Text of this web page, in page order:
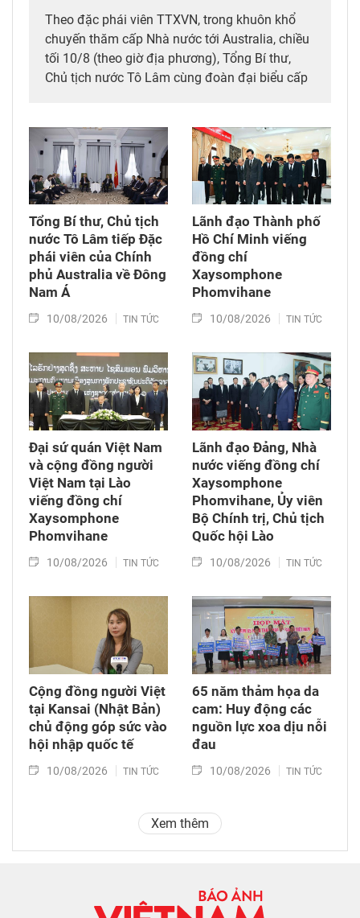
Theo đặc phái viên TTXVN, trong khuôn khổ
chuyến thăm cấp Nhà nước tới Australia, chiều
tối 10/8 (theo giờ địa phương), Tổng Bí thư,
Chủ tịch nước Tô Lâm cùng đoàn đại biểu cấp
Tổng Công ty hàng không Việt Nam (Vietnam
Airlines).
Tổng Bí thư, Chủ tịch
nước Tô Lâm tiếp Đặc
phái viên của Chính
phủ Australia về Đông
Nam Á
10/08/2026 TIN TỨC
Lãnh đạo Thành phố
Hồ Chí Minh viếng
đồng chí
Xaysomphone
Phomvihane
10/08/2026 TIN TỨC
Đại sứ quán Việt Nam
và cộng đồng người
Việt Nam tại Lào
viếng đồng chí
Xaysomphone
Phomvihane
10/08/2026 TIN TỨC
Lãnh đạo Đảng, Nhà
nước viếng đồng chí
Xaysomphone
Phomvihane, Ủy viên
Bộ Chính trị, Chủ tịch
Quốc hội Lào
10/08/2026 TIN TỨC
Cộng đồng người Việt
tại Kansai (Nhật Bản)
chủ động góp sức vào
hội nhập quốc tế
10/08/2026 TIN TỨC
65 năm thảm họa da
cam: Huy động các
nguồn lực xoa dịu nỗi
đau
10/08/2026 TIN TỨC
Xem thêm